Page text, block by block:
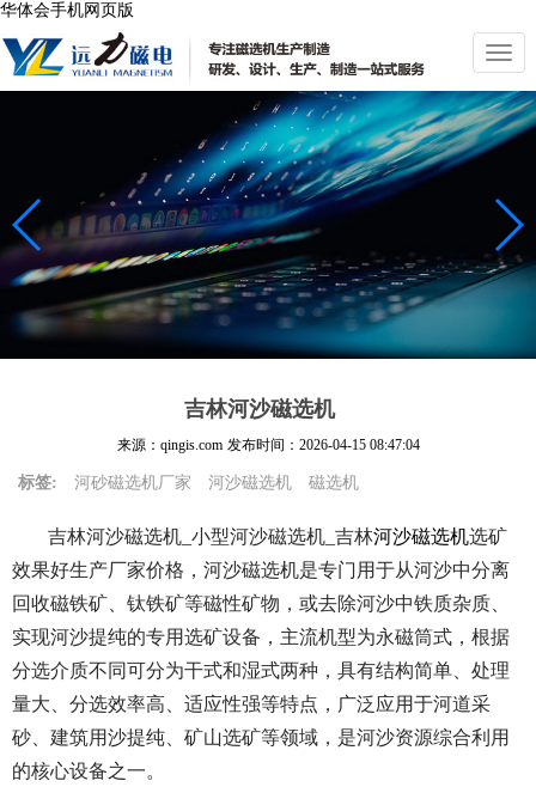
华体会手机网页版
切
换
导
航
吉林河沙磁选机
来源：qingis.com 发布时间： 2026-04-15 08:47:04
标签: 河砂磁选机厂家 河沙磁选机 磁选机
吉林河沙磁选机_小型河沙磁选机_吉林河沙磁选机选矿
效果好生产厂家价格，河沙磁选机是专门用于从河沙中分离
回收磁铁矿、钛铁矿等磁性矿物，或去除河沙中铁质杂质、
实现河沙提纯的专用选矿设备，主流机型为永磁筒式，根据
分选介质不同可分为干式和湿式两种，具有结构简单、处理
量大、分选效率高、适应性强等特点，广泛应用于河道采
砂、建筑用沙提纯、矿山选矿等领域，是河沙资源综合利用
的核心设备之一。